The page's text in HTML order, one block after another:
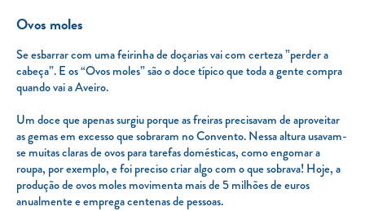
Ovos moles
Se esbarrar com uma feirinha de doçarias vai com certeza ”perder a
cabeça”. E os “Ovos moles” são o doce típico que toda a gente compra
quando vai a Aveiro.
Um doce que apenas surgiu porque as freiras precisavam de aproveitar
as gemas em excesso que sobraram no Convento. Nessa altura usavam-
se muitas claras de ovos para tarefas domésticas, como engomar a
roupa, por exemplo, e foi preciso criar algo com o que sobrava! Hoje, a
produção de ovos moles movimenta mais de 5 milhões de euros
anualmente e emprega centenas de pessoas.